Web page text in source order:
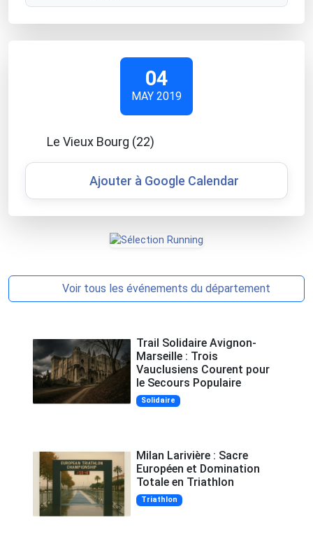
04
MAY 2019
Le Vieux Bourg (22)
Ajouter à Google Calendar
Voir tous les événements du département
Trail Solidaire Avignon-
Marseille : Trois
Vauclusiens Courent pour
le Secours Populaire
Solidaire
Milan Larivière : Sacre
Européen et Domination
Totale en Triathlon
Triathlon